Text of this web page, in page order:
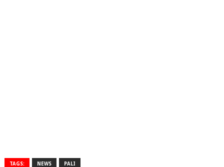
TAGS: NEWS PALI